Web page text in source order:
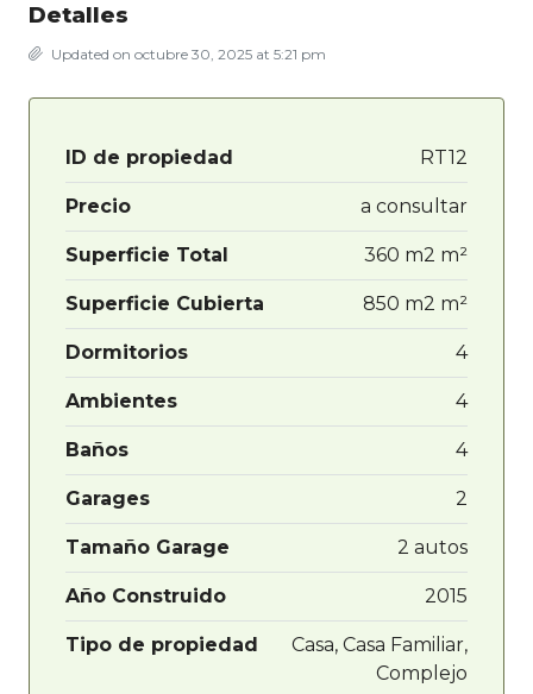
Detalles
Updated on octubre 30, 2025 at 5:21 pm
ID de propiedad RT12
Precio a consultar
Superficie Total 360 m2 m²
Superficie Cubierta 850 m2 m²
Dormitorios 4
Ambientes 4
Baños 4
Garages 2
Tamaño Garage 2 autos
Año Construido 2015
Tipo de propiedad
Casa, Casa Familiar,
Complejo